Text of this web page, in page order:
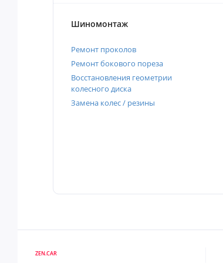
Шиномонтаж
Ремонт проколов
Ремонт бокового пореза
Восстановления геометрии
колесного диска
Замена колес / резины
ZEN.CAR